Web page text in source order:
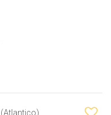
(Atlantico)